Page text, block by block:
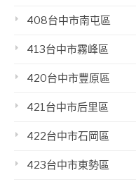
408台中市南屯區
413台中市霧峰區
420台中市豐原區
421台中市后里區
422台中市石岡區
423台中市東勢區